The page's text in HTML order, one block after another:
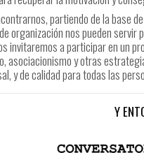
partiendo de la base
organización nos pueden servir
invitaremos a participar en un
asociacionismo y otras
y de calidad para todas las
Y